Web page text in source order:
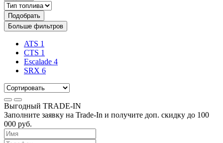
Подобрать
Больше фильтров
ATS 1
CTS 1
Escalade 4
SRX 6
Выгодный TRADE-IN
Заполните заявку на Trade-In и получите доп. скидку до 100
000 руб.